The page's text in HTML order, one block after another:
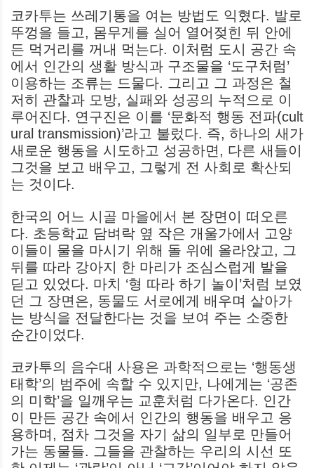
코카투는 쓰레기통을 여는 방법도 익혔다. 발로
뚜껑을 들고, 몸무게를 실어 열어젖힌 뒤 안에
든 먹거리를 꺼내 먹는다. 이처럼 도시 공간 속
에서 인간의 생활 방식과 구조물을 ‘도구처럼’
이용하는 조류는 드물다. 그리고 그 과정은 철
저히 관찰과 모방, 실패와 성공의 누적으로 이
루어진다. 연구진은 이를 ‘문화적 행동 전파(cult
ural transmission)’라고 불렀다. 즉, 하나의 새가
새로운 행동을 시도하고 성공하면, 다른 새들이
그것을 보고 배우고, 그렇게 전 사회로 확산되
는 것이다.
한국의 어느 시골 마을에서 본 장면이 떠오른
다. 초등학교 담벼락 옆 작은 개울가에서 고양
이들이 물을 마시기 위해 돌 위에 올라앉고, 그
뒤를 따라 강아지 한 마리가 조심스럽게 발을
딛고 있었다. 마치 ‘형 따라 하기 놀이’처럼 보였
던 그 장면은, 동물도 서로에게 배우며 살아가
는 방식을 전달한다는 것을 보여 주는 소중한
순간이었다.
코카투의 음수대 사용은 과학적으로는 ‘행동생
태학’의 범주에 속할 수 있지만, 나에게는 ‘공존
의 미학’을 일깨우는 교훈처럼 다가온다. 인간
이 만든 공간 속에서 인간의 행동을 배우고 응
용하며, 점차 그것을 자기 삶의 일부로 만들어
가는 동물들. 그들을 관찰하는 우리의 시선 또